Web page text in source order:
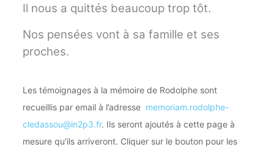
Il nous a quittés beaucoup trop tôt.
Nos pensées vont à sa famille et ses
proches.
Les témoignages à la mémoire de Rodolphe sont
recueillis par email à l’adresse memoriam.rodolphe-
cledassou@in2p3.fr. Ils seront ajoutés à cette page à
mesure qu’ils arriveront. Cliquer sur le bouton pour les